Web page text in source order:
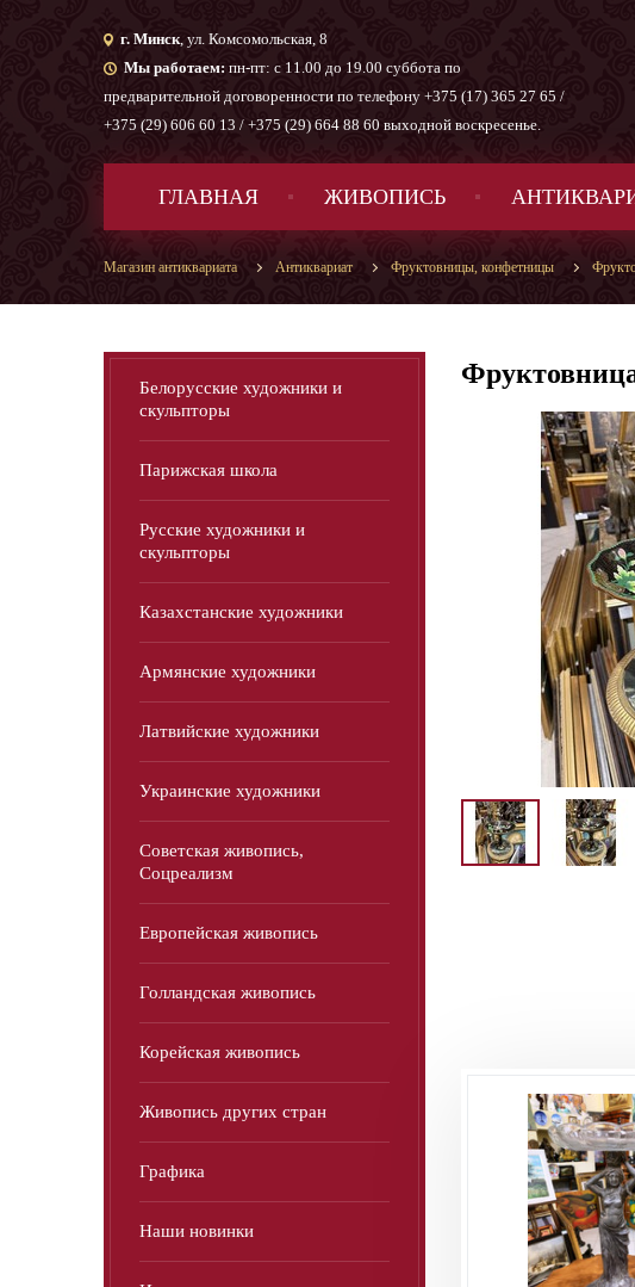
г. Минск , ул. Комсомольская, 8
Мы работаем: пн-пт: с 11.00 до 19.00 суббота по
предварительной договоренности по телефону +375 (17) 365 27 65 /
+375 (29) 606 60 13 / +375 (29) 664 88 60 выходной воскресенье.
ГЛАВНАЯ ЖИВОПИСЬ
Магазин антиквариата Антиквариат Фруктовницы, конфетницы
Белорусские художники и
скульпторы
Парижская школа
Русские художники и
скульпторы
Казахстанские художники
Армянские художники
Латвийские художники
Украинские художники
Советская живопись,
Соцреализм
Европейская живопись
Голландская живопись
Корейская живопись
Живопись других стран
Графика
Наши новинки